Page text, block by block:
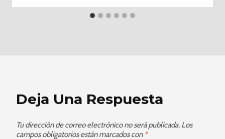
Deja Una Respuesta
Tu dirección de correo electrónico no será publicada. Los
campos obligatorios están marcados con *